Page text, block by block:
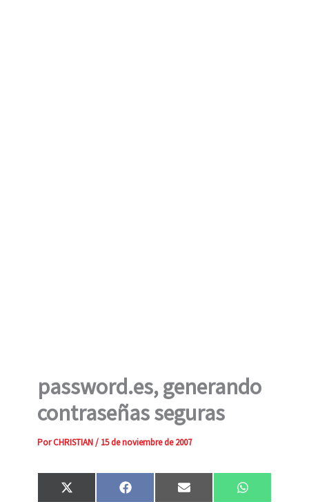
password.es, generando
contraseñas seguras
PorCHRISTIAN/ 15 de noviembre de 2007
Compartir
X
Compartir
F
Compartir
E
Compartir
W